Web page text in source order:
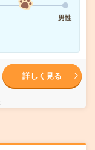
男性
詳しく見る